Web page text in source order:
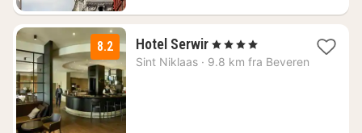
8.2 Hotel Serwir1
natt
, 4 Stjerner
Sint Niklaas · 9.8 km fra Beveren